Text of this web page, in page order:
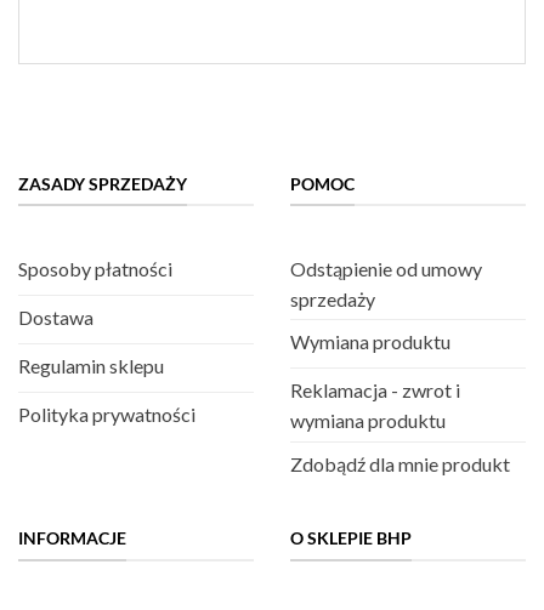
ZASADY SPRZEDAŻY
Sposoby płatności
Dostawa
Regulamin sklepu
Polityka prywatności
POMOC
Odstąpienie od umowy
sprzedaży
Wymiana produktu
Reklamacja - zwrot i
wymiana produktu
Zdobądź dla mnie produkt
INFORMACJE O SKLEPIE BHP